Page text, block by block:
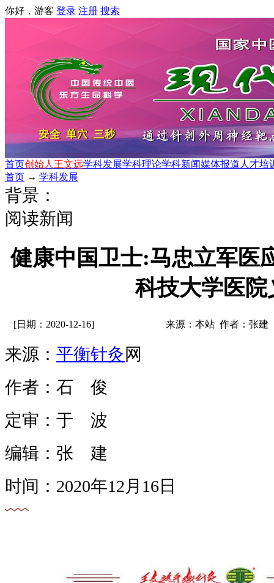
你好，游客 登录 注册 搜索
首页创始人王文远学科发展学科理论学科新闻媒体报道 人才培
首页 → 学科发展
背景：
阅读新闻
健康中国卫士:马忠立军医
科技大学医院
[日期：2020-12-16] 来源：本站 作者：张建
​来源： 平衡针灸 网
作者：石 俊
定审：于 波
编辑：张 建
时间：2020年12月16日